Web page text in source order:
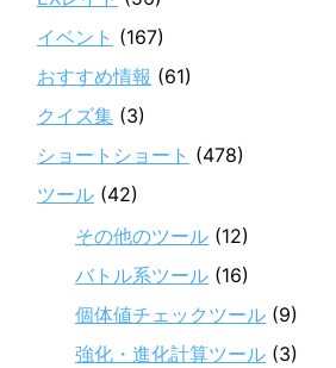
イベント (167)
おすすめ情報 (61)
クイズ集 (3)
ショートショート (478)
ツール (42)
その他のツール (12)
バトル系ツール (16)
個体値チェックツール (9)
強化・進化計算ツール (3)